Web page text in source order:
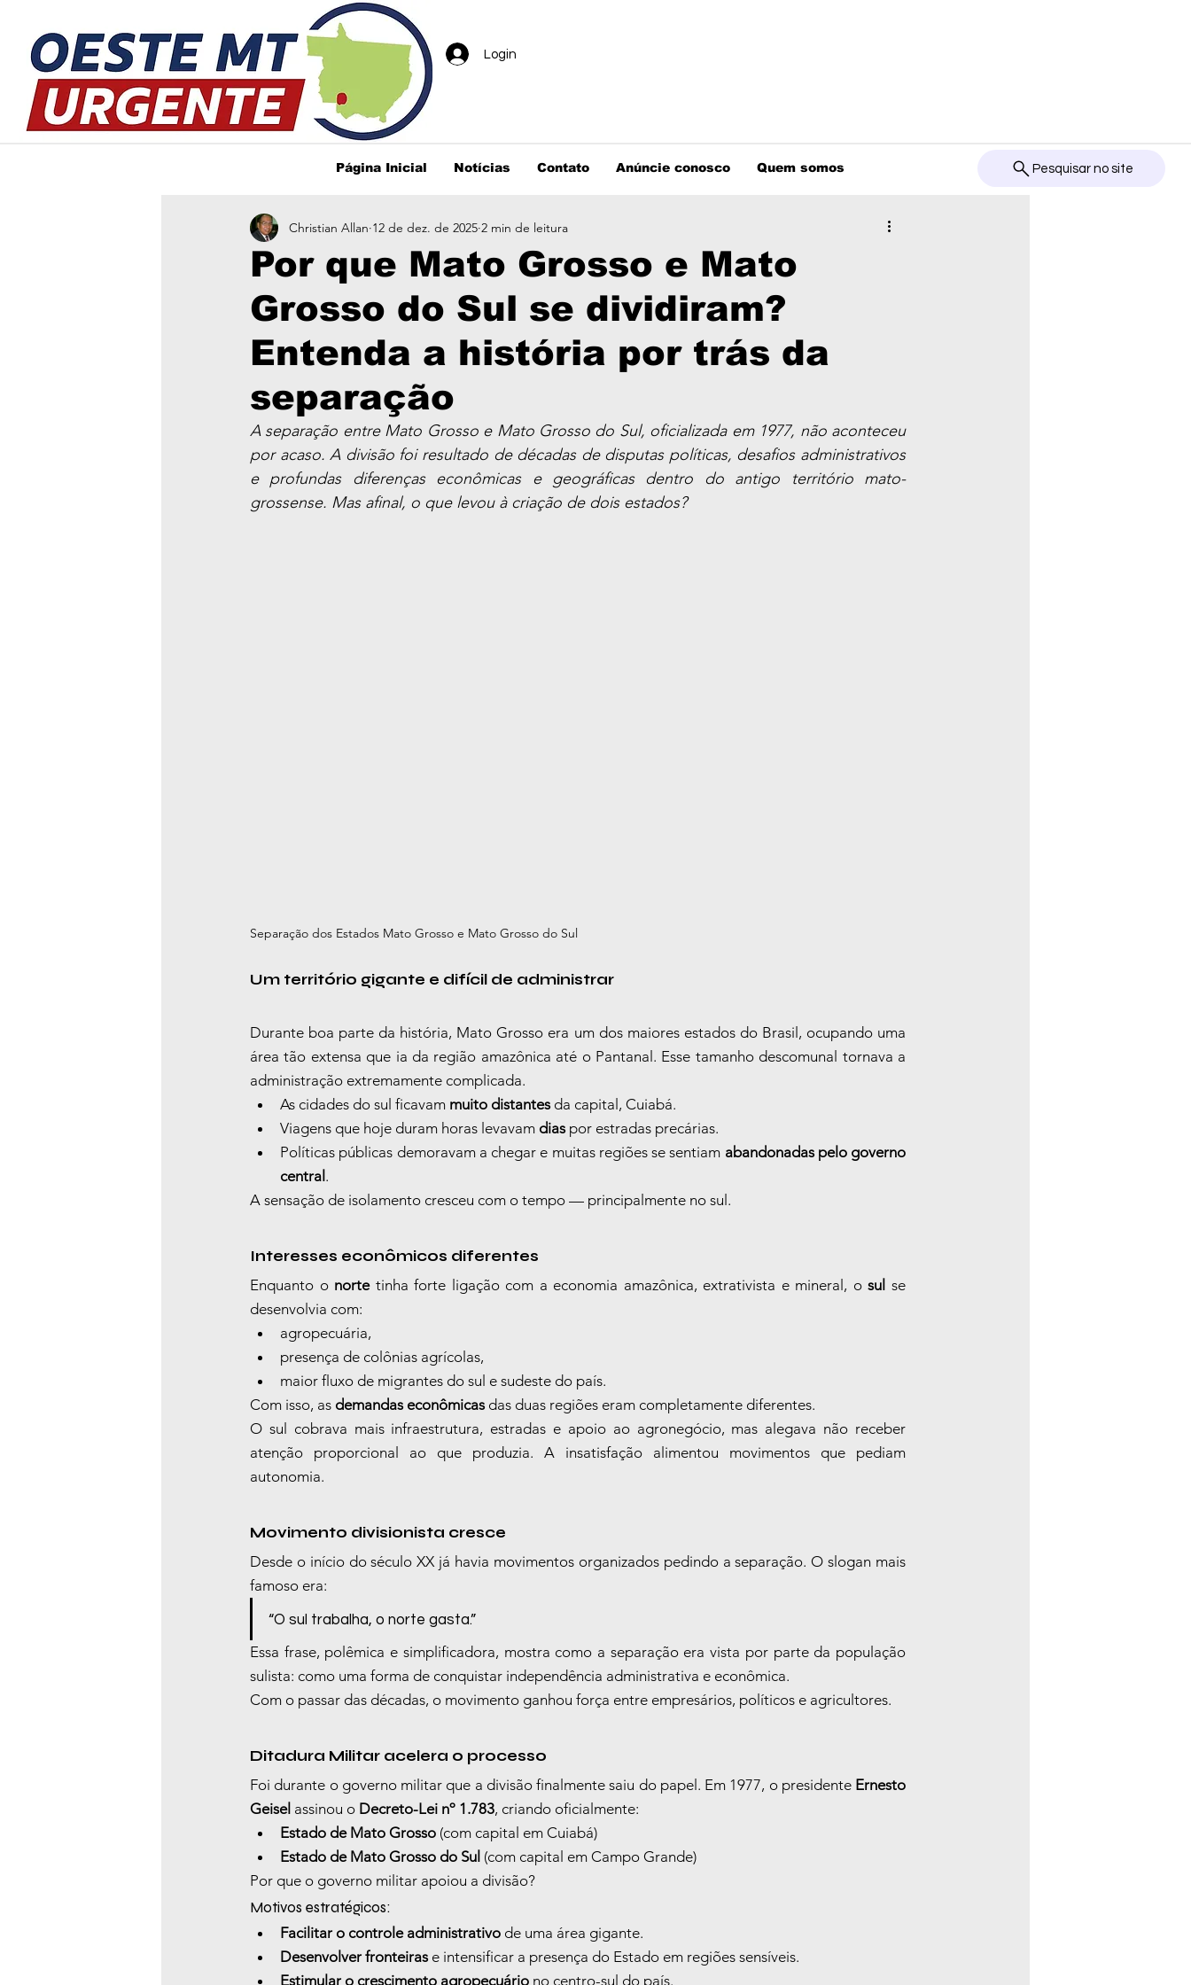
Login
Página Inicial Notícias Contato Anúncie conosco Quem somos Pesquisar no site
Por que Mato Grosso e Mato
Grosso do Sul se dividiram?
Entenda a história por trás da
separação
Christian Allan 12 de dez. de 2025 2 min de leitura
A separação entre Mato Grosso e Mato Grosso do Sul, oficializada em 1977, não aconteceu
por acaso. A divisão foi resultado de décadas de disputas políticas, desafios administrativos
e profundas diferenças econômicas e geográficas dentro do antigo território mato-
grossense. Mas afinal, o que levou à criação de dois estados?
Separação dos Estados Mato Grosso e Mato Grosso do Sul
Um território gigante e difícil de administrar
Durante boa parte da história, Mato Grosso era um dos maiores estados do Brasil, ocupando uma
área tão extensa que ia da região amazônica até o Pantanal. Esse tamanho descomunal tornava a
administração extremamente complicada.
As cidades do sul ficavam muito distantes da capital, Cuiabá.
Viagens que hoje duram horas levavam dias por estradas precárias.
Políticas públicas demoravam a chegar e muitas regiões se sentiam abandonadas pelo governo
central .
A sensação de isolamento cresceu com o tempo — principalmente no sul.
Interesses econômicos diferentes
Enquanto o norte tinha forte ligação com a economia amazônica, extrativista e mineral, o sul se
desenvolvia com:
agropecuária,
presença de colônias agrícolas,
maior fluxo de migrantes do sul e sudeste do país.
Com isso, as demandas econômicas das duas regiões eram completamente diferentes.
O sul cobrava mais infraestrutura, estradas e apoio ao agronegócio, mas alegava não receber
atenção proporcional ao que produzia. A insatisfação alimentou movimentos que pediam
autonomia.
Movimento divisionista cresce
Desde o início do século XX já havia movimentos organizados pedindo a separação. O slogan mais
famoso era:
“O sul trabalha, o norte gasta.”
Essa frase, polêmica e simplificadora, mostra como a separação era vista por parte da população
sulista: como uma forma de conquistar independência administrativa e econômica.
Com o passar das décadas, o movimento ganhou força entre empresários, políticos e agricultores.
Ditadura Militar acelera o processo
Foi durante o governo militar que a divisão finalmente saiu do papel. Em 1977, o presidente Ernesto
Geisel assinou o Decreto-Lei nº 1.783, criando oficialmente:
Estado de Mato Grosso (com capital em Cuiabá)
Estado de Mato Grosso do Sul (com capital em Campo Grande)
Por que o governo militar apoiou a divisão?
Motivos estratégicos:
Facilitar o controle administrativo de uma área gigante.
Desenvolver fronteiras e intensificar a presença do Estado em regiões sensíveis.
Estimular o crescimento agropecuário no centro-sul do país.